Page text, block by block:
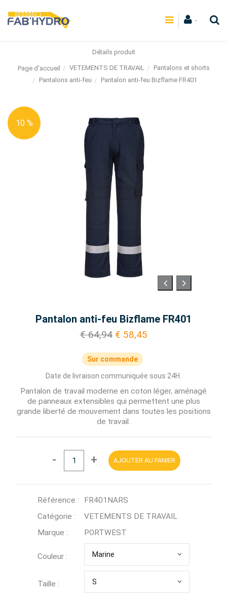
Détails produit
Page d'accueil VETEMENTS DE TRAVAIL
Pantalons et shorts
Pantalons anti-feu
Pantalon anti-feu Bizflame FR401
10 %
Pantalon anti-feu Bizflame FR401
€ 64,94 € 58,45
Sur commande
Date de livraison communiquée sous 24H.
Pantalon de travail moderne en coton léger, aménagé
de panneaux extensibles qui permettent une plus
grande liberté de mouvement dans toutes les positions
de travail.
- + AJOUTER AU PANIER
Référence :
FR401NARS
Catégorie :
VETEMENTS DE TRAVAIL
Marque :
PORTWEST
Couleur : Marine
Taille : S